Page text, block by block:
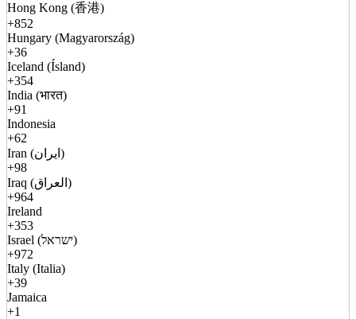
Hong Kong (香港)
+852
Hungary (Magyarország)
+36
Iceland (Ísland)
+354
India (भारत)
+91
Indonesia
+62
Iran (ایران)
+98
Iraq (العراق)
+964
Ireland
+353
Israel (ישראל)
+972
Italy (Italia)
+39
Jamaica
+1